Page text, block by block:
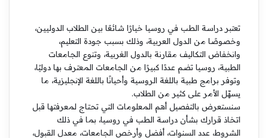
تعتبر دراسة الطب في روسيا خيارًا شائعًا بين الطلاب الدوليين،
وخصوصًا من الدول العربية، وذلك بسبب جودة التعليم،
وانخفاض التكاليف مقارنة بالدول الغربية، وتنوع الجامعات
الطبية، روسيا تضم عددًا كبيرًا من الجامعات المعترف بها دوليًا،
وتوفر برامج طبية باللغة الروسية وأحيانًا باللغة الإنجليزية، ما
يسهّل الأمر على كثير من الطلاب.
سنستعرض بالتفصيل أهم المعلومات التي تحتاج لمعرفتها قبل
اتخاذ قرارك بشأن دراسة الطب في روسيا، بما في ذلك
الشروط، عدد السنوات، أفضل وأرخص الجامعات، معدل القبول،